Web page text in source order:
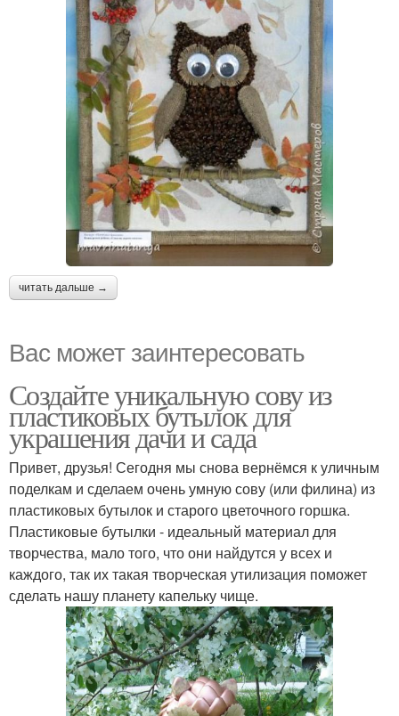
читать дальше →
Вас может заинтересовать
Создайте уникальную сову из
пластиковых бутылок для
украшения дачи и сада
Привет, друзья! Сегодня мы снова вернёмся к уличным
поделкам и сделаем очень умную сову (или филина) из
пластиковых бутылок и старого цветочного горшка.
Пластиковые бутылки - идеальный материал для
творчества, мало того, что они найдутся у всех и
каждого, так их такая творческая утилизация поможет
сделать нашу планету капельку чище.